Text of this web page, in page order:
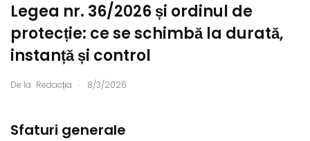
Legea nr. 36/2026 și ordinul de
protecție: ce se schimbă la durată,
instanță și control
De la Redacția . 8/3/2026
Sfaturi generale